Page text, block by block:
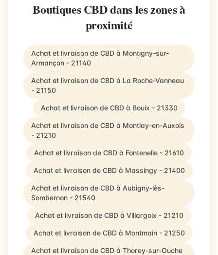
Boutiques CBD dans les zones à
proximité
Achat et livraison de CBD à Montigny-sur-
Armançon - 21140
Achat et livraison de CBD à La Roche-Vanneau
- 21150
Achat et livraison de CBD à Bouix - 21330
Achat et livraison de CBD à Montlay-en-Auxois
- 21210
Achat et livraison de CBD à Fontenelle - 21610
Achat et livraison de CBD à Massingy - 21400
Achat et livraison de CBD à Aubigny-lès-
Sombernon - 21540
Achat et livraison de CBD à Villargoix - 21210
Achat et livraison de CBD à Montmain - 21250
Achat et livraison de CBD à Thorey-sur-Ouche